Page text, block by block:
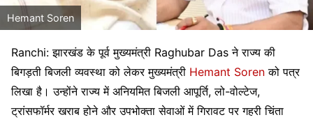
Hemant Soren
Ranchi: झारखंड के पूर्व मुख्यमंत्री Raghubar Das ने राज्य की
बिगड़ती बिजली व्यवस्था को लेकर मुख्यमंत्री Hemant Soren को पत्र
लिखा है। उन्होंने राज्य में अनियमित बिजली आपूर्ति, लो-वोल्टेज,
ट्रांसफॉर्मर खराब होने और उपभोक्ता सेवाओं में गिरावट पर गहरी चिंता